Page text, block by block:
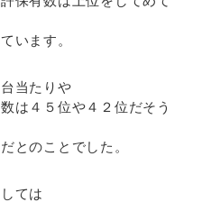
います。
当たりや
は４５位や４２位だそう
とのことでした。
ては